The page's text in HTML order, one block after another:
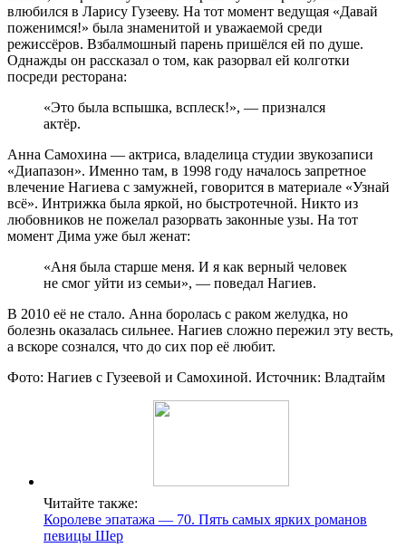
влюбился в Ларису Гузееву. На тот момент ведущая «Давай
поженимся!» была знаменитой и уважаемой среди
режиссёров. Взбалмошный парень пришёлся ей по душе.
Однажды он рассказал о том, как разорвал ей колготки
посреди ресторана:
«Это была вспышка, всплеск!», — признался
актёр.
Анна Самохина — актриса, владелица студии звукозаписи
«Диапазон». Именно там, в 1998 году началось запретное
влечение Нагиева с замужней, говорится в материале «Узнай
всё». Интрижка была яркой, но быстротечной. Никто из
любовников не пожелал разорвать законные узы. На тот
момент Дима уже был женат:
«Аня была старше меня. И я как верный человек
не смог уйти из семьи», — поведал Нагиев.
В 2010 её не стало. Анна боролась с раком желудка, но
болезнь оказалась сильнее. Нагиев сложно пережил эту весть,
а вскоре сознался, что до сих пор её любит.
Фото: Нагиев с Гузеевой и Самохиной. Источник: Владтайм
Читайте также:
Королеве эпатажа — 70. Пять самых ярких романов
певицы Шер